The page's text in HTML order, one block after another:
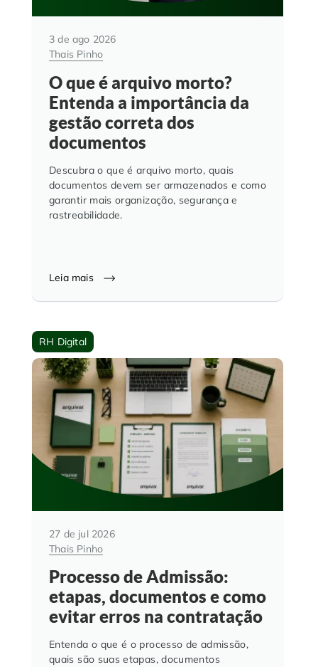
3 de ago 2026
Thais Pinho
O que é arquivo morto?
Entenda a importância da
gestão correta dos
documentos
Descubra o que é arquivo morto, quais
documentos devem ser armazenados e como
garantir mais organização, segurança e
rastreabilidade.
Leia mais
RH Digital
27 de jul 2026
Thais Pinho
Processo de Admissão:
etapas, documentos e como
evitar erros na contratação
Entenda o que é o processo de admissão,
quais são suas etapas, documentos